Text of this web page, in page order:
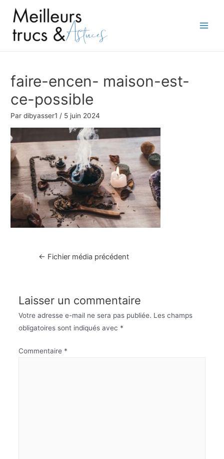
contenu
faire-encen- maison-est-
ce-possible
Pardibyasser1 / 5 juin 2024
Navigation
← Fichier média précédent
Laisser un commentaire
Votre adresse e-mail ne sera pas publiée. Les champs
obligatoires sont indiqués avec *
Commentaire *